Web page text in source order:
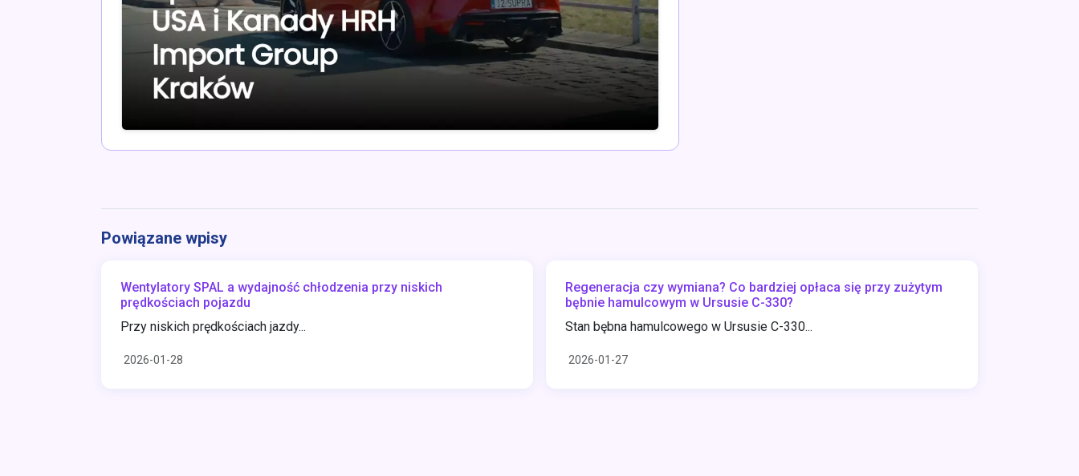
Powiązane wpisy
Wentylatory SPAL a wydajność chłodzenia przy niskich
prędkościach pojazdu
Przy niskich prędkościach jazdy...
2026-01-28
Regeneracja czy wymiana? Co bardziej opłaca się przy zużytym
bębnie hamulcowym w Ursusie C-330?
Stan bębna hamulcowego w Ursusie C-330...
2026-01-27